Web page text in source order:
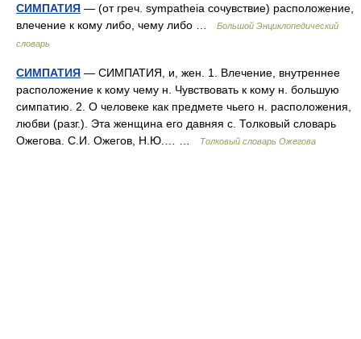
СИМПАТИЯ — (от греч. sympatheia сочувствие) расположение,
влечение к кому либо, чему либо …
Большой Энциклопедический
словарь
СИМПАТИЯ — СИМПАТИЯ, и, жен. 1. Влечение, внутреннее
расположение к кому чему н. Чувствовать к кому н. большую
симпатию. 2. О человеке как предмете чьего н. расположения,
любви (разг.). Эта женщина его давняя с. Толковый словарь
Ожегова. С.И. Ожегов, Н.Ю.… …
Толковый словарь Ожегова